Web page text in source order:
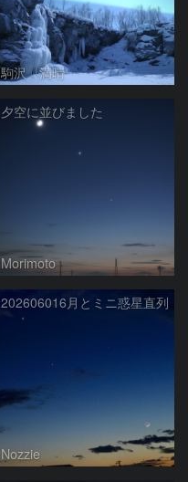
駒沢 満晴
夕空に並びました
Morimoto
202606016月とミニ惑星直列
Nozzie